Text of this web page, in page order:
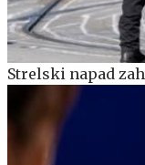
Strelski napad